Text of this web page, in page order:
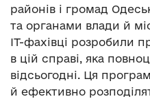
районів і громад
та органами влади й
IT-фахівці розробили
в цій справі, яка
відсьогодні. Ця
й ефективно